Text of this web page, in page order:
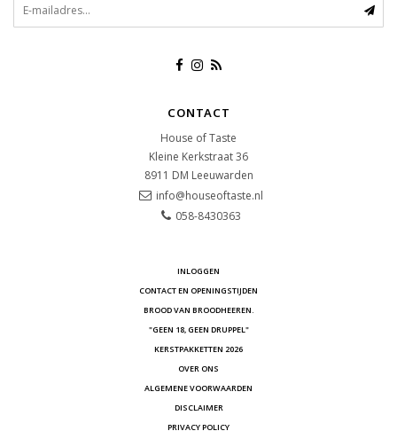
CONTACT
House of Taste
Kleine Kerkstraat 36
8911 DM Leeuwarden
info@houseoftaste.nl
058-8430363
INLOGGEN
CONTACT EN OPENINGSTIJDEN
BROOD VAN BROODHEEREN.
"GEEN 18, GEEN DRUPPEL"
KERSTPAKKETTEN 2026
OVER ONS
ALGEMENE VOORWAARDEN
DISCLAIMER
PRIVACY POLICY